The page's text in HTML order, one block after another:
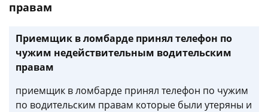
правам
Приемщик в ломбарде принял телефон по
чужим недействительным водительским
правам
приемщик в ломбарде принял телефон по чужим
по водительским правам которые были утеряны и